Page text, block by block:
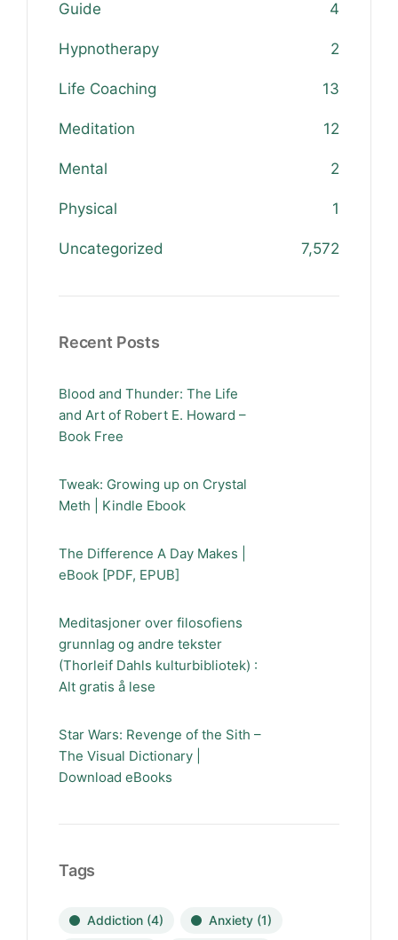
Guide 4
Hypnotherapy 2
Life Coaching 13
Meditation 12
Mental 2
Physical 1
Uncategorized 7,572
Recent Posts
Blood and Thunder: The Life
and Art of Robert E. Howard –
Book Free
Tweak: Growing up on Crystal
Meth | Kindle Ebook
The Difference A Day Makes |
eBook [PDF, EPUB]
Meditasjoner over filosofiens
grunnlag og andre tekster
(Thorleif Dahls kulturbibliotek) :
Alt gratis å lese
Star Wars: Revenge of the Sith –
The Visual Dictionary |
Download eBooks
Tags
Addiction (4) Anxiety (1)